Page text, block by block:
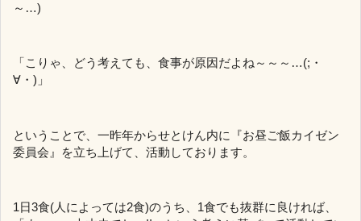
～…)
「こりゃ、どう考えても、食事が原因だよね～～～…(;・
∀・)」
ということで、一昨年からせとけん内に『お昼ご飯カイゼン
委員会』を立ち上げて、活動しております。
1日3食(人によっては2食)のうち、1食でも抜群に良ければ、